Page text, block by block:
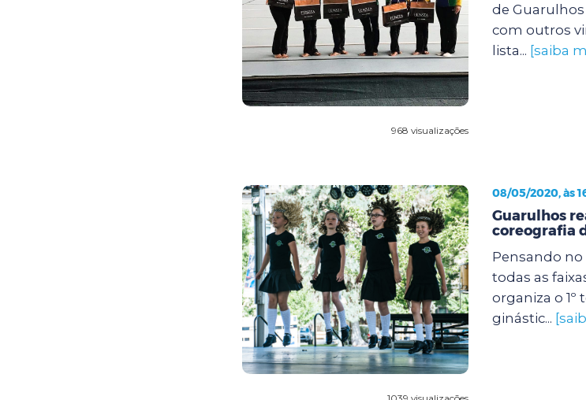
968 visualizações
de
com outros
lista... [saiba
08/05/2020, às
Guarulhos
coreografia
Pensando
todas as
organiza o
ginástic...